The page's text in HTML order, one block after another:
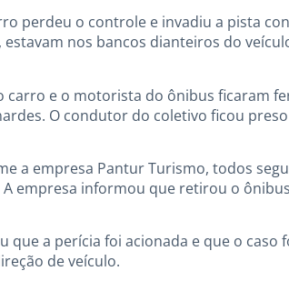
perdeu o controle e invadiu a pista
nos bancos dianteiros do
carro e o motorista do ônibus ficaram
O condutor do coletivo ficou
a empresa Pantur Turismo, todos
empresa informou que retirou o
que a perícia foi acionada e que o
de veículo.